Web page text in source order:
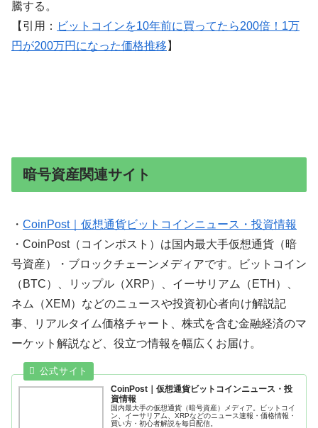
騰する。
【引用： ビットコインを10年前に買ってたら200倍！1万
円が200万円になった価格推移 】
暗号資産関連サイト
・ CoinPost｜仮想通貨ビットコインニュース・投資情報
・CoinPost（コインポスト）は国内最大手仮想通貨（暗
号資産）・ブロックチェーンメディアです。ビットコイン
（BTC）、リップル（XRP）、イーサリアム（ETH）、
ネム（XEM）などのニュースや投資初心者向け解説記
事、リアルタイム価格チャート、株式を含む金融経済のマ
ーケット解説など、役立つ情報を幅広くお届け。
CoinPost｜仮想通貨ビットコインニュース・投
資情報
国内最大手の仮想通貨（暗号資産）メディア。ビットコイ
ン、イーサリアム、XRPなどのニュース速報・価格情報・
買い方・初心者解説を毎日配信。